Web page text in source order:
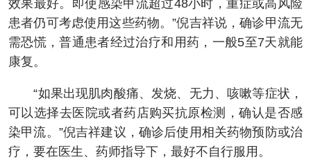
效果最好。即使感染甲流超过48小时，重症或高风险
患者仍可考虑使用这些药物。”倪吉祥说，确诊甲流无
需恐慌，普通患者经过治疗和用药，一般5至7天就能
康复。
“如果出现肌肉酸痛、发烧、无力、咳嗽等症状，
可以选择去医院或者药店购买抗原检测，确认是否感
染甲流。”倪吉祥建议，确诊后使用相关药物预防或治
疗，要在医生、药师指导下，最好不自行服用。